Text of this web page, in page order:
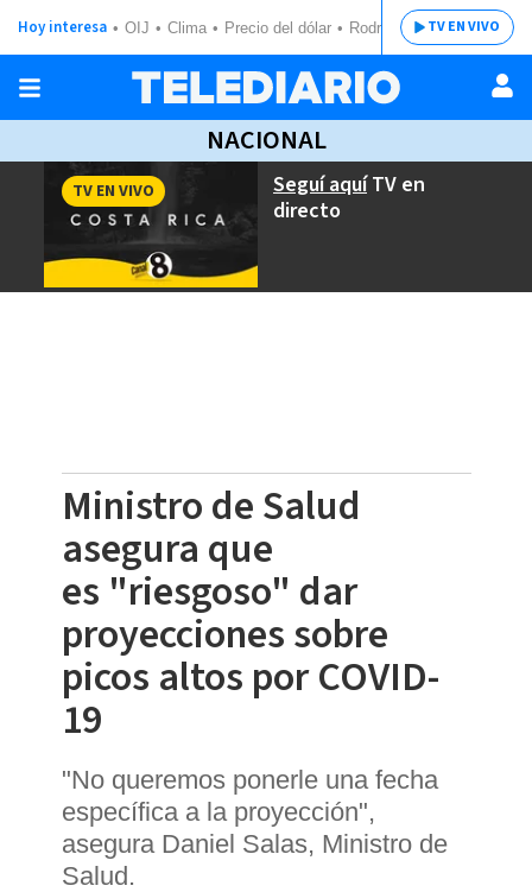
Hoy interesa OIJ Clima Precio del dólar Rodrigo ChavesTV EN VIVO
NACIONAL
Seguí aquíTV en
directo
TV EN VIVO
Ministro de Salud
asegura que
es "riesgoso" dar
proyecciones sobre
picos altos por COVID-
19
"No queremos ponerle una fecha
específica a la proyección",
asegura Daniel Salas, Ministro de
Salud.